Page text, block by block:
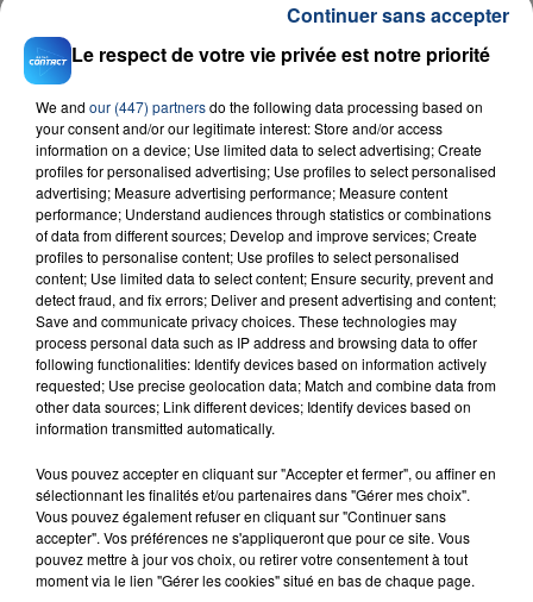
23 juillet 2026
INCENDIE MORTEL À LENS : UNE FEMME ET
SON BÉBÉ ENTRE LA VIE ET LA...
Un homme s'est immolé par le feu après avoir
aspergé sa compagne et leur bébé de trois mois
d'un liquide inflammable.
20 juillet 2026
UNE ADOLESCENTE DEVANT SE FAIRE
OPÉRER DE LA CHEVILLE RESSORT DE LA...
La famille a porté plainte contre la clinique qui a
reconnu sa responsabilité et présenté ses
excuses.
TITRES DIFFUSÉS
22h06
22h06 22h02
22h02
Le respect de votre vie privée est notre priorité
We and our (447) partnersdo the following data processing based on
your consent and/or our legitimate interest: Store and/or access
information on a device; Use limited data to select advertising; Create
profiles for personalised advertising; Use profiles to select personalised
advertising; Measure advertising performance; Measure content
performance; Understand audiences through statistics or combinations
of data from different sources; Develop and improve services; Create
profiles to personalise content; Use profiles to select personalised
content; Use limited data to select content; Ensure security, prevent and
detect fraud, and fix errors; Deliver and present advertising and content;
Save and communicate privacy choices. These technologies may
process personal data such as IP address and browsing data to offer
following functionalities: Identify devices based on information actively
requested; Use precise geolocation data; Match and combine data from
other data sources; Link different devices; Identify devices based on
information transmitted automatically.
Vous pouvez accepter en cliquant sur "Accepter et fermer", ou affiner en
sélectionnant les finalités et/ou partenaires dans "Gérer mes choix".
Vous pouvez également refuser en cliquant sur "Continuer sans
accepter". Vos préférences ne s'appliqueront que pour ce site. Vous
pouvez mettre à jour vos choix, ou retirer votre consentement à tout
moment via le lien "Gérer les cookies" situé en bas de chaque page.
Continuer sans accepter